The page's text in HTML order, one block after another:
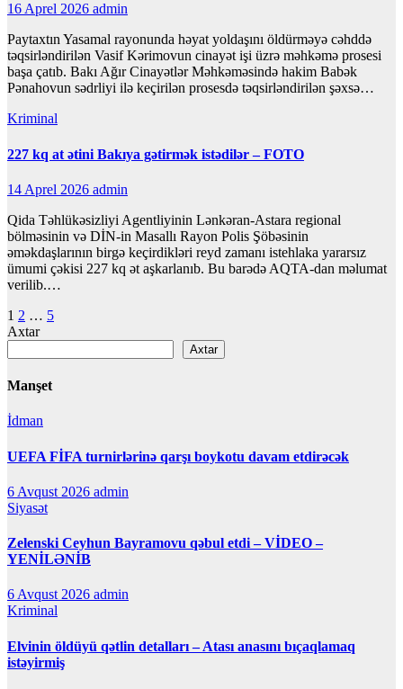
16 Aprel 2026 admin
Paytaxtın Yasamal rayonunda həyat yoldaşını öldürməyə cəhddə
təqsirləndirilən Vasif Kərimovun cinayət işi üzrə məhkəmə prosesi
başa çatıb. Bakı Ağır Cinayətlər Məhkəməsində hakim Babək
Pənahovun sədrliyi ilə keçirilən prosesdə təqsirləndirilən şəxsə…
Kriminal
227 kq at ətini Bakıya gətirmək istədilər – FOTO
14 Aprel 2026 admin
Qida Təhlükəsizliyi Agentliyinin Lənkəran-Astara regional
bölməsinin və DİN-in Masallı Rayon Polis Şöbəsinin
əməkdaşlarının birgə keçirdikləri reyd zamanı istehlaka yararsız
ümumi çəkisi 227 kq ət aşkarlanıb. Bu barədə AQTA-dan məlumat
verilib.…
Posts
pagination
1 2 … 5
Axtar
Axtar
Manşet
İdman
UEFA FİFA turnirlərinə qarşı boykotu davam etdirəcək
6 Avqust 2026 admin
Siyasət
Zelenski Ceyhun Bayramovu qəbul etdi – VİDEO –
YENİLƏNİB
6 Avqust 2026 admin
Kriminal
Elvinin öldüyü qətlin detalları – Atası anasını bıçaqlamaq
istəyirmiş